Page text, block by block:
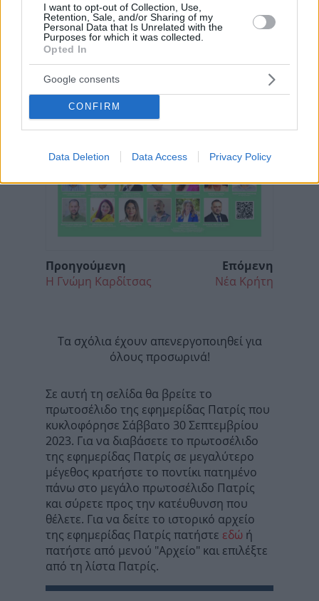
I want to opt-out of Collection, Use,
Retention, Sale, and/or Sharing of my
Personal Data that Is Unrelated with the
Purposes for which it was collected.
Opted In
Google consents
CONFIRM
Data Deletion Data Access Privacy Policy
Προηγούμενη
Η Γνώμη Καρδίτσας
Επόμενη
Νέα Κρήτη
Τα σχόλια έχουν απενεργοποιηθεί για
όλους προσωρινά!
Σε αυτή τη σελίδα θα βρείτε το
πρωτοσέλιδο της εφημερίδας Πατρίς που
κυκλοφόρησε Σάββατο 30 Σεπτεμβρίου
2023. Για να διαβάσετε το πρωτοσέλιδο
της εφημερίδας Πατρίς σε μεγαλύτερο
μέγεθος κρατήστε το ποντίκι πατημένο
πάνω στο μεγάλο πρωτοσέλιδο Πατρίς
και σύρετε προς την κατέυθυνση που
θέλετε. Για να δείτε το ιστορικό αρχείο
της εφημερίδας Πατρίς πατήστε εδώ ή
πατήστε από μενού "Αρχείο" και επιλέξτε
από τη λίστα Πατρίς.